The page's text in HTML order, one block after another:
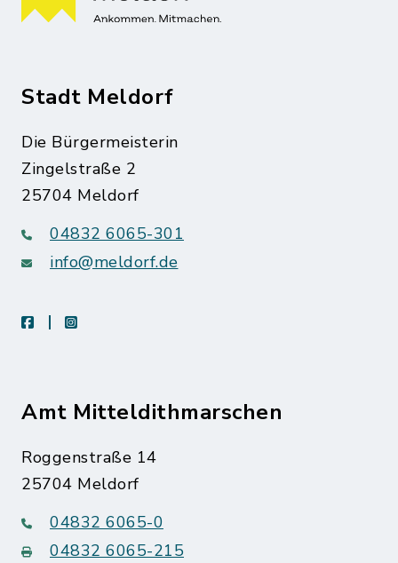
Stadt Meldorf
Die Bürgermeisterin
Zingelstraße 2
25704 Meldorf
04832 6065-301
info@meldorf.de
facebookinstagram
Amt Mitteldithmarschen
Roggenstraße 14
25704 Meldorf
04832 6065-0
04832 6065-215